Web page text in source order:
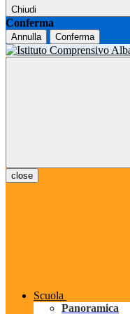
Chiudi
Conferma
Annulla Conferma
close
Scuola
Panoramica